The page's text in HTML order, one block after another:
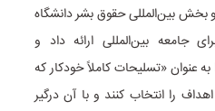
بشر و بخش بین‌المللی حقوق بشر دانشگاه
جامعه بین‌المللی ارائه داد و
عنوان «تسلیحات کاملاً خودکار که
را انتخاب کنند و با آن درگیر